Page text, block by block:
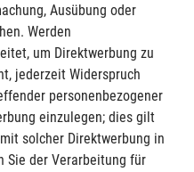
Ausübung oder
Werden
um Direktwerbung zu
jederzeit Widerspruch
personenbezogener
einzulegen; dies gilt
solcher Direktwerbung in
Sie der Verarbeitung für